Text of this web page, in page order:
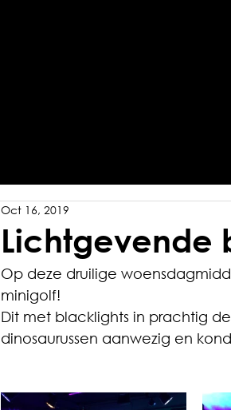
Lichtgevende
Oct 16, 2019
Op deze druilige
minigolf!
Dit met blacklights in prachtig
dinosaurussen aanwezig en